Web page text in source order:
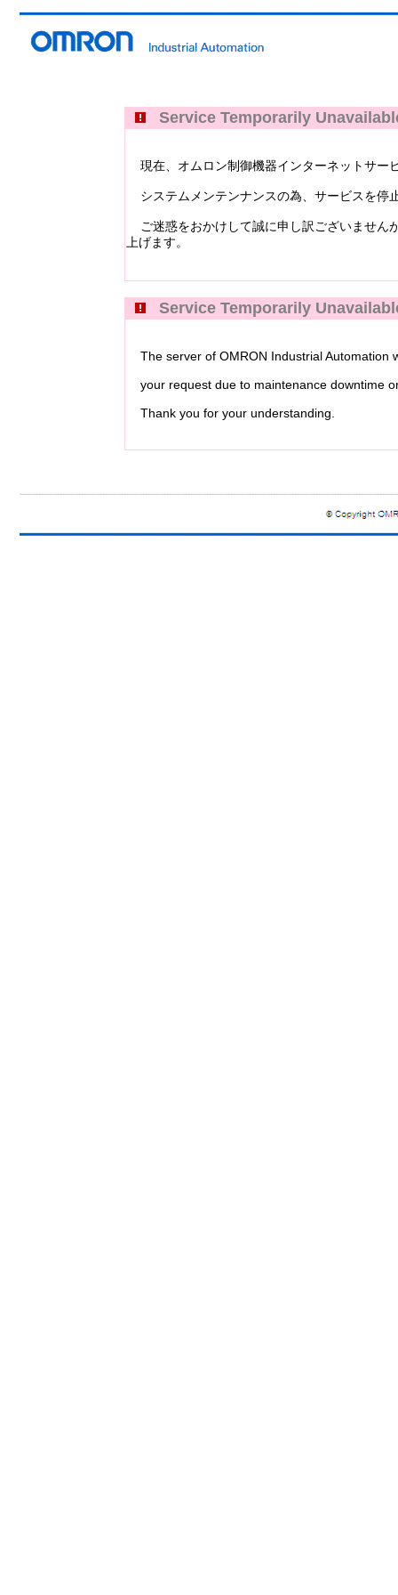
Service Temporarily
現在、オムロン制御機器インターネットサー
システムメンテンナンスの為、サービスを停
ご迷惑をおかけして誠に申し訳ございません
上げます。
Service Temporarily
The server of OMRON Industrial Automation
your request due to maintenance downtime
Thank you for your understanding.